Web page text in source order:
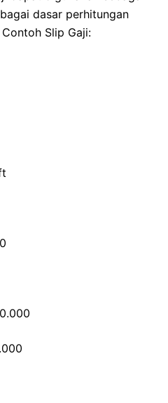
dasar perhitungan
Slip Gaji: